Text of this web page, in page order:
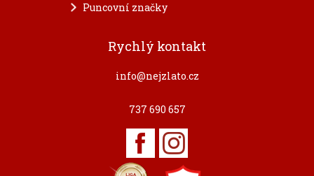
Puncovní značky
Rychlý kontakt
info@nejzlato.cz
737 690 657